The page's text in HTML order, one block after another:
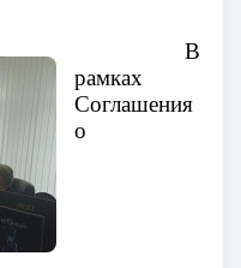
В
рамках
Соглашения
о